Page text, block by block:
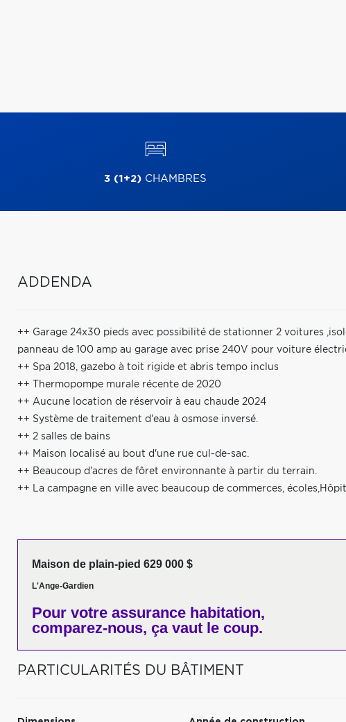
3 (1+2) CHAMBRES
ADDENDA
++ Garage 24x30 pieds avec possibilité de stationner 2 voitures
panneau de 100 amp au garage avec prise 240V pour voiture
++ Spa 2018, gazebo à toit rigide et abris tempo inclus
++ Thermopompe murale récente de 2020
++ Aucune location de réservoir à eau chaude 2024
++ Système de traitement d'eau à osmose inversé.
++ 2 salles de bains
++ Maison localisé au bout d'une rue cul-de-sac.
++ Beaucoup d'acres de fôret environnante à partir du terrain.
++ La campagne en ville avec beaucoup de commerces,
Maison de plain-pied 629 000 $
L'Ange-Gardien
Pour votre assurance habitation,
comparez-nous, ça vaut le coup.
PARTICULARITÉS DU BÂTIMENT